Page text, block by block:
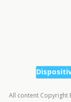
All content Copyright